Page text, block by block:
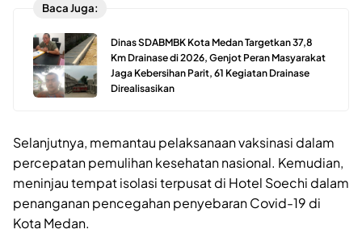
Baca Juga:
Dinas SDABMBK Kota Medan Targetkan 37,8
Km Drainase di 2026, Genjot Peran Masyarakat
Jaga Kebersihan Parit, 61 Kegiatan Drainase
Direalisasikan
Selanjutnya, memantau pelaksanaan vaksinasi dalam
percepatan pemulihan kesehatan nasional. Kemudian,
meninjau tempat isolasi terpusat di Hotel Soechi dalam
penanganan pencegahan penyebaran Covid-19 di
Kota Medan.